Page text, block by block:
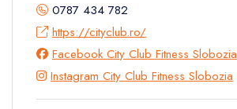
0787 434 782
https://cityclub.ro/
Facebook City Club Fitness Slobozia
Instagram City Club Fitness Slobozia